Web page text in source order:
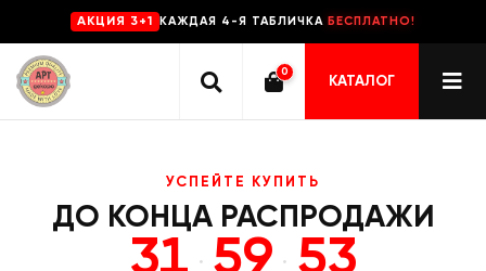
AKЦИЯ 3+1 КАЖДАЯ 4-Я ТАБЛИЧКА БЕСПЛАТНО!
0
КАТАЛОГ
УСПЕЙТЕ КУПИТЬ
ДО КОНЦА РАСПРОДАЖИ
31 59 53